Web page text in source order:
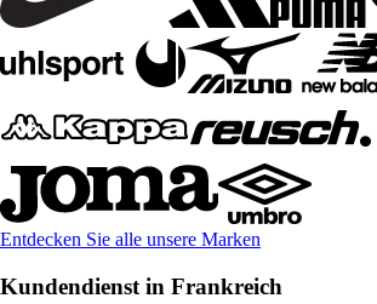
Entdecken Sie alle unsere Marken
Kundendienst in Frankreich